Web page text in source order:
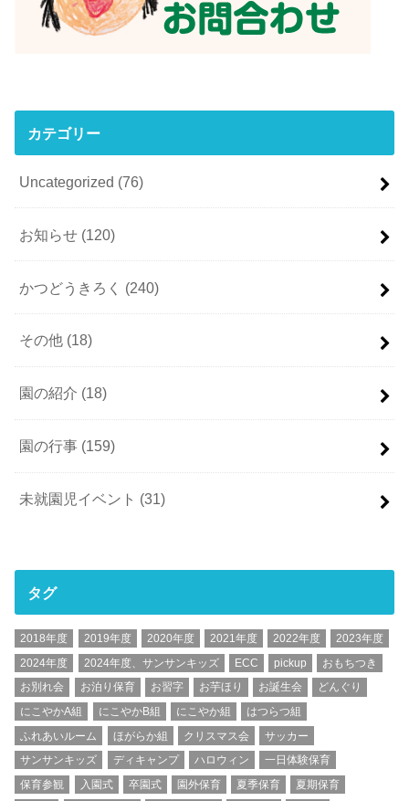
カテゴリー
Uncategorized (76)
お知らせ (120)
かつどうきろく (240)
その他 (18)
園の紹介 (18)
園の行事 (159)
未就園児イベント (31)
タグ
2018年度 2019年度 2020年度 2021年度 2022年度
2023年度
2024年度
2024年度、サンサンキッズ ECC pickup
おもちつき
お別れ会
お泊り保育 お習字 お芋ほり お誕生会
どんぐり
にこやかA組
にこやかB組 にこやか組
はつらつ組
ふれあいルーム
ほがらか組 クリスマス会
サッカー
サンサンキッズ
ディキャンプ ハロウィン
一日体験保育
保育参観
入園式 卒園式 園外保育 夏季保育
夏期保育